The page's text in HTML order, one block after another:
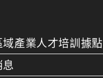
產業人才培訓據點